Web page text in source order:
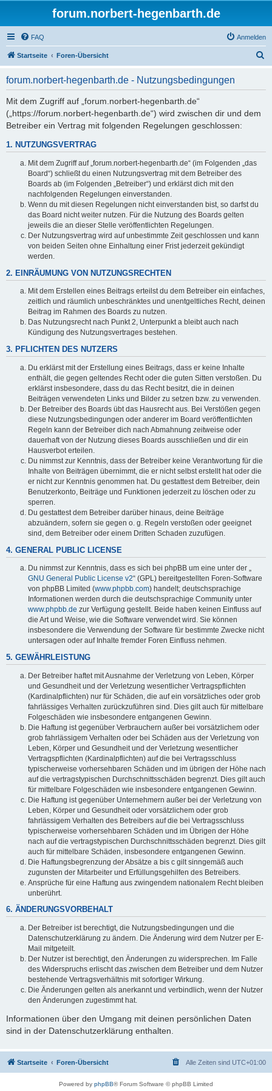
forum.norbert-hegenbarth.de
FAQ Anmelden
Startseite Foren-Übersicht
forum.norbert-hegenbarth.de - Nutzungsbedingungen
Mit dem Zugriff auf „forum.norbert-hegenbarth.de“
(„https://forum.norbert-hegenbarth.de“) wird zwischen dir und dem
Betreiber ein Vertrag mit folgenden Regelungen geschlossen:
1. NUTZUNGSVERTRAG
Mit dem Zugriff auf „forum.norbert-hegenbarth.de“ (im Folgenden „das
Board“) schließt du einen Nutzungsvertrag mit dem Betreiber des
Boards ab (im Folgenden „Betreiber“) und erklärst dich mit den
nachfolgenden Regelungen einverstanden.
Wenn du mit diesen Regelungen nicht einverstanden bist, so darfst du
das Board nicht weiter nutzen. Für die Nutzung des Boards gelten
jeweils die an dieser Stelle veröffentlichten Regelungen.
Der Nutzungsvertrag wird auf unbestimmte Zeit geschlossen und kann
von beiden Seiten ohne Einhaltung einer Frist jederzeit gekündigt
werden.
2. EINRÄUMUNG VON NUTZUNGSRECHTEN
Mit dem Erstellen eines Beitrags erteilst du dem Betreiber ein einfaches,
zeitlich und räumlich unbeschränktes und unentgeltliches Recht, deinen
Beitrag im Rahmen des Boards zu nutzen.
Das Nutzungsrecht nach Punkt 2, Unterpunkt a bleibt auch nach
Kündigung des Nutzungsvertrages bestehen.
3. PFLICHTEN DES NUTZERS
Du erklärst mit der Erstellung eines Beitrags, dass er keine Inhalte
enthält, die gegen geltendes Recht oder die guten Sitten verstoßen. Du
erklärst insbesondere, dass du das Recht besitzt, die in deinen
Beiträgen verwendeten Links und Bilder zu setzen bzw. zu verwenden.
Der Betreiber des Boards übt das Hausrecht aus. Bei Verstößen gegen
diese Nutzungsbedingungen oder anderer im Board veröffentlichten
Regeln kann der Betreiber dich nach Abmahnung zeitweise oder
dauerhaft von der Nutzung dieses Boards ausschließen und dir ein
Hausverbot erteilen.
Du nimmst zur Kenntnis, dass der Betreiber keine Verantwortung für die
Inhalte von Beiträgen übernimmt, die er nicht selbst erstellt hat oder die
er nicht zur Kenntnis genommen hat. Du gestattest dem Betreiber, dein
Benutzerkonto, Beiträge und Funktionen jederzeit zu löschen oder zu
sperren.
Du gestattest dem Betreiber darüber hinaus, deine Beiträge
abzuändern, sofern sie gegen o. g. Regeln verstoßen oder geeignet
sind, dem Betreiber oder einem Dritten Schaden zuzufügen.
4. GENERAL PUBLIC LICENSE
Du nimmst zur Kenntnis, dass es sich bei phpBB um eine unter der „
GNU General Public License v2“ (GPL) bereitgestellten Foren-Software
von phpBB Limited (www.phpbb.com) handelt; deutschsprachige
Informationen werden durch die deutschsprachige Community unter
www.phpbb.de zur Verfügung gestellt. Beide haben keinen Einfluss auf
die Art und Weise, wie die Software verwendet wird. Sie können
insbesondere die Verwendung der Software für bestimmte Zwecke nicht
untersagen oder auf Inhalte fremder Foren Einfluss nehmen.
5. GEWÄHRLEISTUNG
Der Betreiber haftet mit Ausnahme der Verletzung von Leben, Körper
und Gesundheit und der Verletzung wesentlicher Vertragspflichten
(Kardinalpflichten) nur für Schäden, die auf ein vorsätzliches oder grob
fahrlässiges Verhalten zurückzuführen sind. Dies gilt auch für mittelbare
Folgeschäden wie insbesondere entgangenen Gewinn.
Die Haftung ist gegenüber Verbrauchern außer bei vorsätzlichem oder
grob fahrlässigem Verhalten oder bei Schäden aus der Verletzung von
Leben, Körper und Gesundheit und der Verletzung wesentlicher
Vertragspflichten (Kardinalpflichten) auf die bei Vertragsschluss
typischerweise vorhersehbaren Schäden und im übrigen der Höhe nach
auf die vertragstypischen Durchschnittsschäden begrenzt. Dies gilt auch
für mittelbare Folgeschäden wie insbesondere entgangenen Gewinn.
Die Haftung ist gegenüber Unternehmern außer bei der Verletzung von
Leben, Körper und Gesundheit oder vorsätzlichem oder grob
fahrlässigem Verhalten des Betreibers auf die bei Vertragsschluss
typischerweise vorhersehbaren Schäden und im Übrigen der Höhe
nach auf die vertragstypischen Durchschnittsschäden begrenzt. Dies gilt
auch für mittelbare Schäden, insbesondere entgangenen Gewinn.
Die Haftungsbegrenzung der Absätze a bis c gilt sinngemäß auch
zugunsten der Mitarbeiter und Erfüllungsgehilfen des Betreibers.
Ansprüche für eine Haftung aus zwingendem nationalem Recht bleiben
unberührt.
6. ÄNDERUNGSVORBEHALT
Der Betreiber ist berechtigt, die Nutzungsbedingungen und die
Datenschutzerklärung zu ändern. Die Änderung wird dem Nutzer per E-
Mail mitgeteilt.
Der Nutzer ist berechtigt, den Änderungen zu widersprechen. Im Falle
des Widerspruchs erlischt das zwischen dem Betreiber und dem Nutzer
bestehende Vertragsverhältnis mit sofortiger Wirkung.
Die Änderungen gelten als anerkannt und verbindlich, wenn der Nutzer
den Änderungen zugestimmt hat.
Informationen über den Umgang mit deinen persönlichen Daten
sind in der Datenschutzerklärung enthalten.
Startseite Foren-Übersicht Alle Zeiten sind UTC+01:00
Powered by phpBB® Forum Software © phpBB Limited